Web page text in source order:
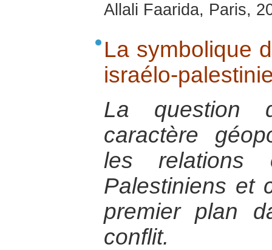
Allali Faarida, Paris,
La symbolique
israélo-
La question
caractère
les relations
Palestiniens et
premier plan
conflit.